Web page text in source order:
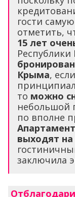
гости
отметить,
15 лет
Крыма,
то можно
небольшой
по вполне
выходят
заключила